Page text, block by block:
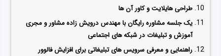
طراحی هایلایت و کاور آن ها
یک جلسه مشاوره رایگان با مهندس درویش زاده مشاور و مجری
آموزش و تبلیغات در شبکه های اجتماعی
راهنمایی و معرفی سرویس های تبلیغاتی برای افزایش فالوور